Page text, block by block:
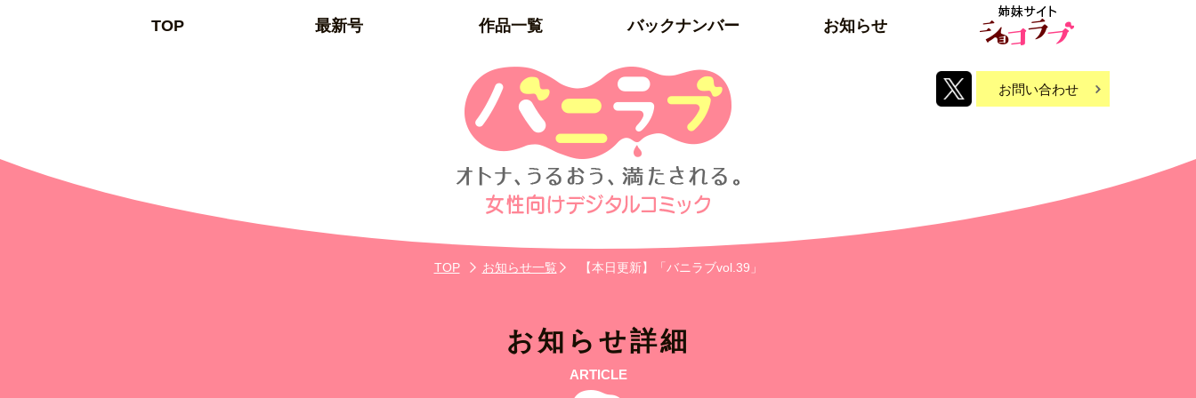
TOP 最新号 作品一覧 バックナンバー お知らせ
お問い合わせ
TOP お知らせ一覧 【本日更新】「バニラブvol.39」
お知らせ詳細
ARTICLE